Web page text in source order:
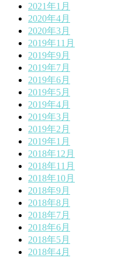
2021年1月
2020年4月
2020年3月
2019年11月
2019年9月
2019年7月
2019年6月
2019年5月
2019年4月
2019年3月
2019年2月
2019年1月
2018年12月
2018年11月
2018年10月
2018年9月
2018年8月
2018年7月
2018年6月
2018年5月
2018年4月